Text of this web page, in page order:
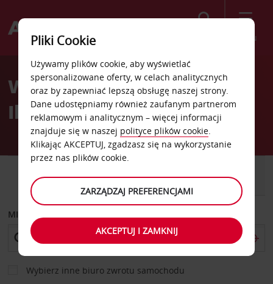
Menu
Welcome
AvisWynajem samochodów na
Ibizie
DOSTAWCZY
MIEJSCE ODBIORU
Wybierz inne biuro zwrotu samochodu
Pliki Cookie
Używamy plików cookie, aby wyświetlać
spersonalizowane oferty, w celach analitycznych
oraz by zapewniać lepszą obsługę naszej strony.
Dane udostępniamy również zaufanym partnerom
reklamowym i analitycznym – więcej informacji
znajduje się w naszej polityce plików cookie.
Klikając AKCEPTUJ, zgadzasz się na wykorzystanie
przez nas plików cookie.
ZARZĄDZAJ PREFERENCJAMI
AKCEPTUJ I ZAMKNIJ